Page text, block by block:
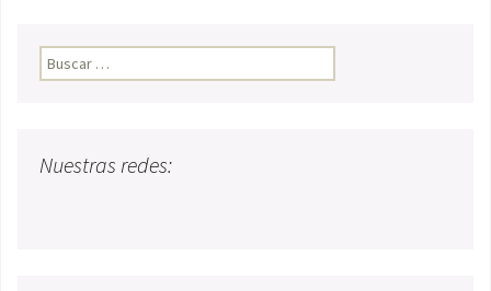
Buscar:
Nuestras redes: